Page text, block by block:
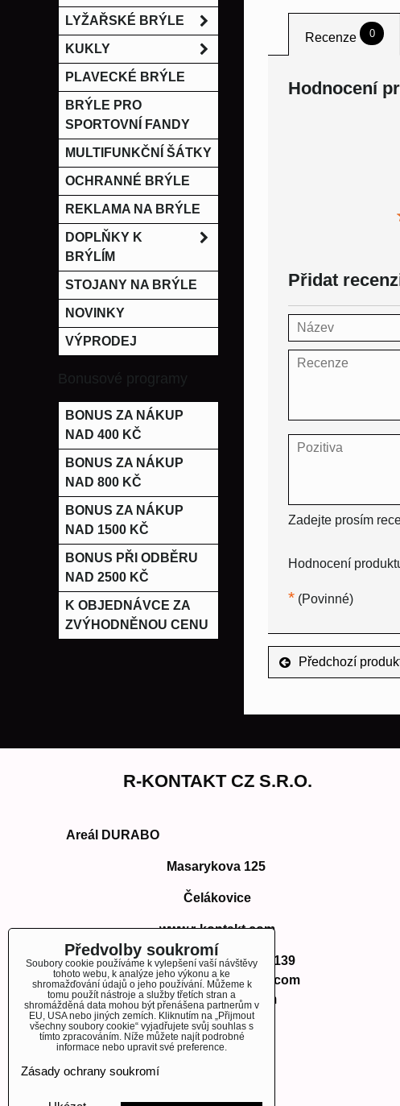
Recenze 0
Hodnocení
Přidat
Zadejte prosím
Hodnocení
* (Povinné)
Předchozí
LYŽAŘSKÉ BRÝLE
KUKLY
PLAVECKÉ BRÝLE
BRÝLE PRO
SPORTOVNÍ FANDY
MULTIFUNKČNÍ ŠÁTKY
OCHRANNÉ BRÝLE
REKLAMA NA BRÝLE
DOPLŇKY K
BRÝLÍM
STOJANY NA BRÝLE
NOVINKY
VÝPRODEJ
Bonusové programy
BONUS ZA NÁKUP
NAD 400 KČ
BONUS ZA NÁKUP
NAD 800 KČ
BONUS ZA NÁKUP
NAD 1500 KČ
BONUS PŘI ODBĚRU
NAD 2500 KČ
K OBJEDNÁVCE ZA
ZVÝHODNĚNOU CENU
R-KONTAKT CZ S.R.O.
Areál DURABO
Masarykova 125
Čelákovice
www.r-kontakt.com
Telefon:+420 724 350 139
E-mail: info@r-kontakt.com
info@r-kontakt.
com
OBJEDNÁVKY
Stav objednávky
Předvolby soukromí
Soubory cookie používáme k vylepšení vaší návštěvy
tohoto webu, k analýze jeho výkonu a ke
shromažďování údajů o jeho používání. Můžeme k
tomu použít nástroje a služby třetích stran a
shromážděná data mohou být přenášena partnerům v
EU, USA nebo jiných zemích. Kliknutím na „Přijmout
všechny soubory cookie“ vyjadřujete svůj souhlas s
tímto zpracováním. Níže můžete najít podrobné
informace nebo upravit své preference.
Zásady ochrany soukromí